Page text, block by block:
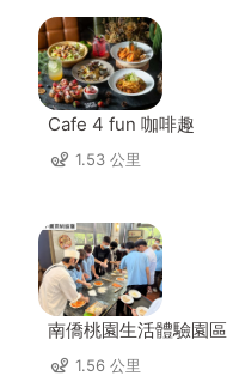
Cafe 4 fun 咖啡趣
1.53 公里
南僑桃園生活體驗園區
1.56 公里